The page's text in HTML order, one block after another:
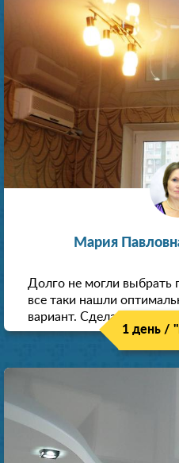
Мария
Долго не могли выбрать
все таки нашли
вариант. Сделали скидку
1 день /